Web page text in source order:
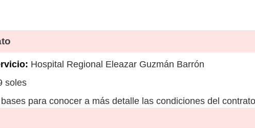
Hospital Regional Eleazar Guzmán Barrón
soles
para conocer a más detalle las condiciones del